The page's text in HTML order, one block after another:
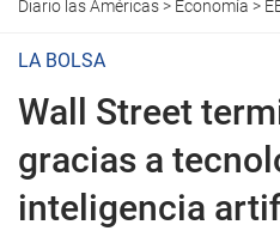
Diario las Américas> Economía >
LA BOLSA
Wall Street
gracias a
inteligencia